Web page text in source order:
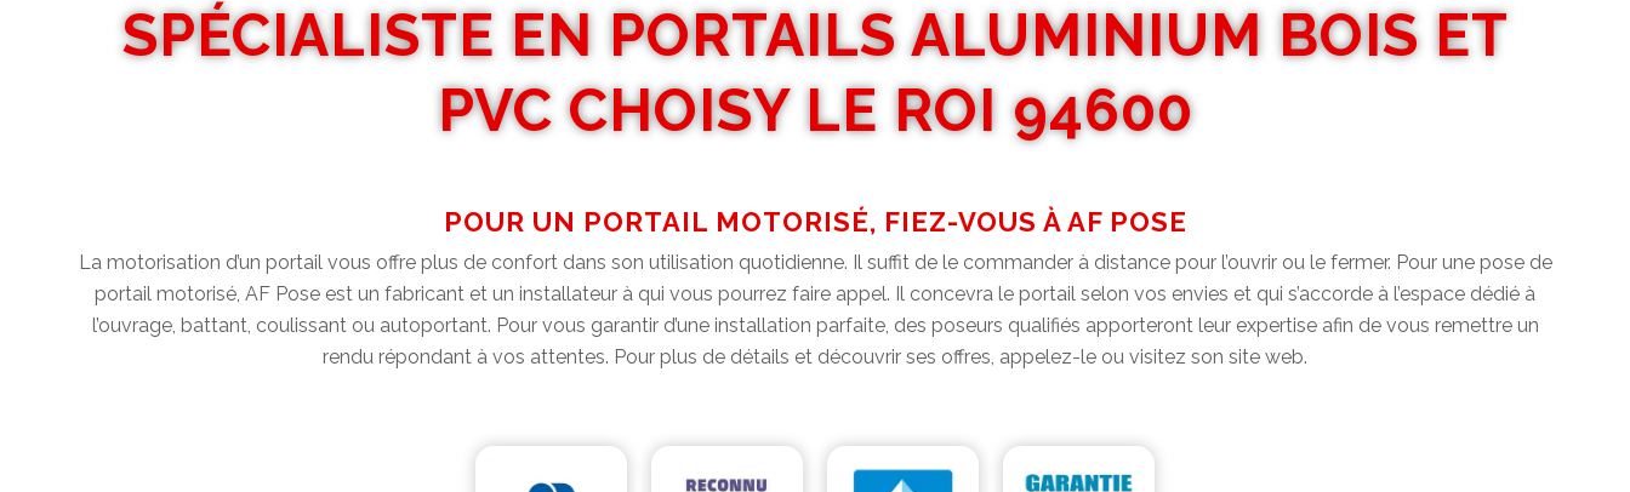
SPÉCIALISTE EN PORTAILS ALUMINIUM BOIS ET
PVC CHOISY LE ROI 94600
POUR UN PORTAIL MOTORISÉ, FIEZ-VOUS À AF POSE
La motorisation d’un portail vous offre plus de confort dans son utilisation quotidienne. Il suffit de le commander à distance pour l’ouvrir ou le fermer. Pour une pose de
portail motorisé, AF Pose est un fabricant et un installateur à qui vous pourrez faire appel. Il concevra le portail selon vos envies et qui s’accorde à l’espace dédié à
l’ouvrage, battant, coulissant ou autoportant. Pour vous garantir d’une installation parfaite, des poseurs qualifiés apporteront leur expertise afin de vous remettre un
rendu répondant à vos attentes. Pour plus de détails et découvrir ses offres, appelez-le ou visitez son site web.